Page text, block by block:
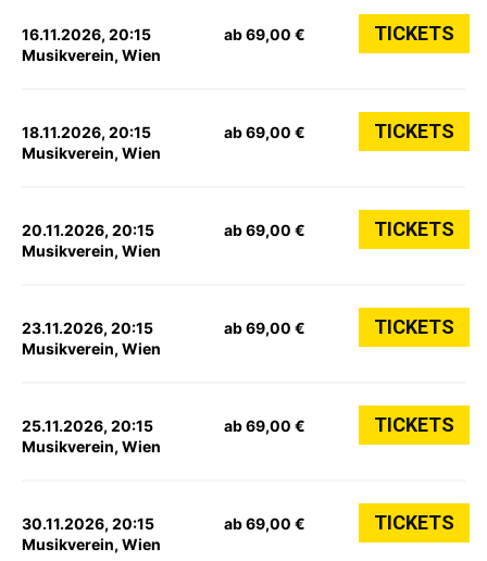
16.11.2026, 20:15
Musikverein, Wien
ab 69,00 € TICKETS
18.11.2026, 20:15
Musikverein, Wien
ab 69,00 € TICKETS
20.11.2026, 20:15
Musikverein, Wien
ab 69,00 € TICKETS
23.11.2026, 20:15
Musikverein, Wien
ab 69,00 € TICKETS
25.11.2026, 20:15
Musikverein, Wien
ab 69,00 € TICKETS
30.11.2026, 20:15
Musikverein, Wien
ab 69,00 € TICKETS